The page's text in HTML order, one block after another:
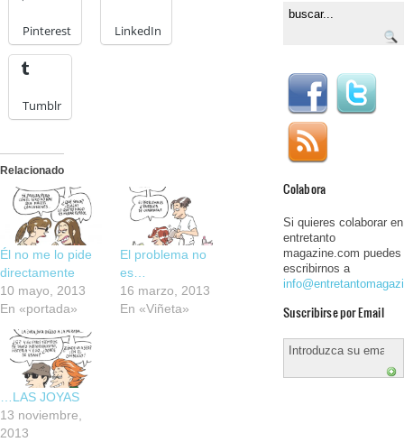
Pinterest LinkedIn
Tumblr
Relacionado
Él no me lo pide
directamente
10 mayo, 2013
En «portada»
El problema no
es…
16 marzo, 2013
En «Viñeta»
…LAS JOYAS
13 noviembre,
2013
Colabora
Si quieres colaborar en
entretanto
magazine.com puedes
escribirnos a
Suscribirse por Email